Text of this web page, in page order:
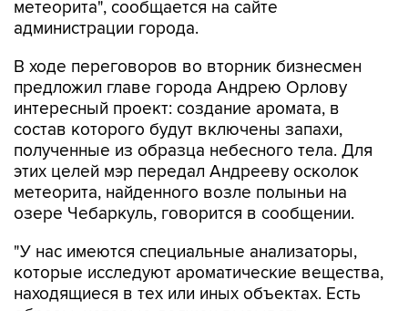
метеорита", сообщается на сайте
администрации города.
В ходе переговоров во вторник бизнесмен
предложил главе города Андрею Орлову
интересный проект: создание аромата, в
состав которого будут включены запахи,
полученные из образца небесного тела. Для
этих целей мэр передал Андрееву осколок
метеорита, найденного возле полыньи на
озере Чебаркуль, говорится в сообщении.
"У нас имеются специальные анализаторы,
которые исследуют ароматические вещества,
находящиеся в тех или иных объектах. Есть